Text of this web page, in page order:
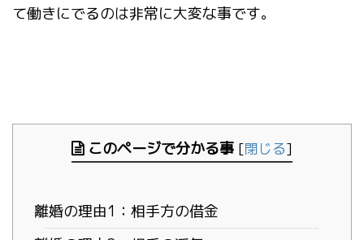
て働きにでるのは非常に大変な事です。
このページで分かる事 [閉じる]
離婚の理由1：相手方の借金